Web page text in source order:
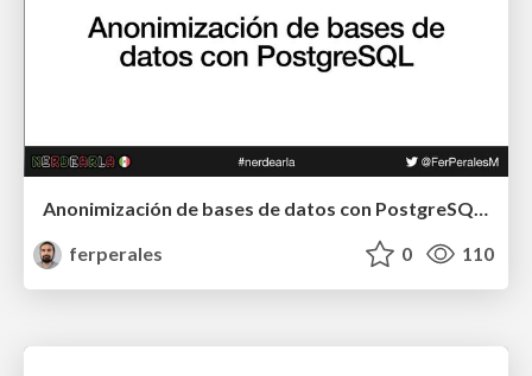
Anonimización de bases de datos con PostgreSQL - nerdearla
ferperales
0 110